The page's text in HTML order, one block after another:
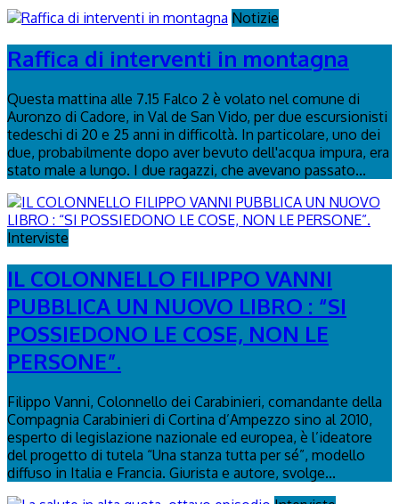
Notizie
Raffica di interventi in montagna
Questa mattina alle 7.15 Falco 2 è volato nel comune di
Auronzo di Cadore, in Val de San Vido, per due escursionisti
tedeschi di 20 e 25 anni in difficoltà. In particolare, uno dei
due, probabilmente dopo aver bevuto dell'acqua impura, era
stato male a lungo. I due ragazzi, che avevano passato...
Interviste
IL COLONNELLO FILIPPO VANNI
PUBBLICA UN NUOVO LIBRO : “SI
POSSIEDONO LE COSE, NON LE
PERSONE”.
Filippo Vanni, Colonnello dei Carabinieri, comandante della
Compagnia Carabinieri di Cortina d’Ampezzo sino al 2010,
esperto di legislazione nazionale ed europea, è l’ideatore
del progetto di tutela “Una stanza tutta per sé”, modello
diffuso in Italia e Francia. Giurista e autore, svolge...